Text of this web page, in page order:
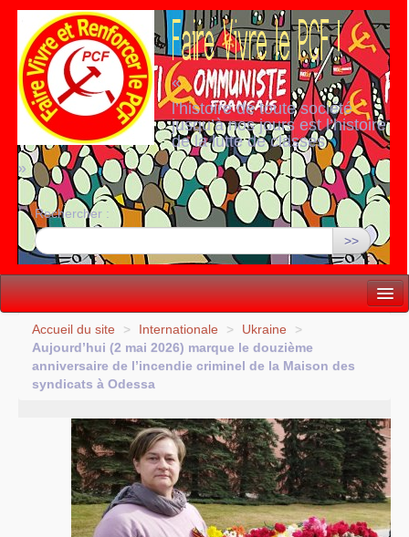
«
l’histoire de toute société
jusqu’à nos jours est l’histoire
de la lutte de classes
»
Rechercher :
>>
Vie politique
Lutter, Unir...
S’organiser
Comprendre...
Vie du site
Accueil du site > Internationale > Ukraine
>
Aujourd’hui (2 mai 2026) marque le douzième
anniversaire de l’incendie criminel de la Maison des
syndicats à Odessa